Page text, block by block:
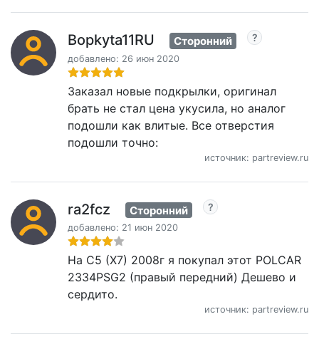
Bopkyta11RU Сторонний
добавлено: 26 июн 2020
Заказал новые подкрылки, оригинал
брать не стал цена укусила, но аналог
подошли как влитые. Все отверстия
подошли точно:
источник: partreview.ru
ra2fcz Сторонний
добавлено: 21 июн 2020
На С5 (X7) 2008г я покупал этот POLCAR
2334PSG2 (правый передний) Дешево и
сердито.
источник: partreview.ru